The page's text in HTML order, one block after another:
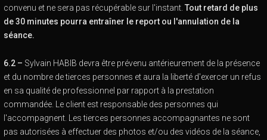
convenu et ne sera pas récupérable sur l'instant. Tout retard de plus
de 30 minutes pourra entraîner le report ou l'annulation de la
séance.
6.2 – Sylvain HABIB devra être prévenu antérieurement de la présence
et du nombre de tierces personnes et aura la liberté d'exercer un refus
en sa qualité de professionnel par rapport à la prestation
commandée. Le client est responsable des personnes qui
l'accompagnent. Les tierces personnes accompagnantes ne sont
pas autorisées à effectuer des photos et/ou des vidéos de la séance,